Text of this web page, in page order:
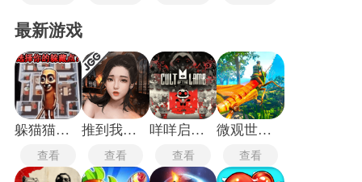
最新游戏
躲猫猫行动手机版
查看
推到我总裁
查看
咩咩启示录安卓版
查看
微观世界生存
查看